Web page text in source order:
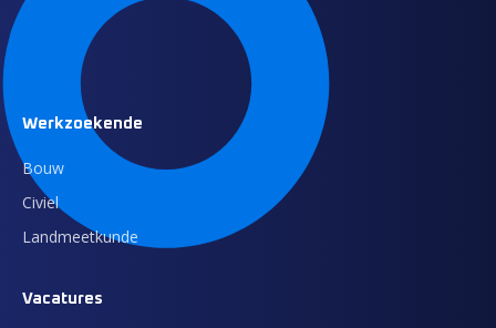
Werkzoekende
Bouw
Civiel
Landmeetkunde
Vacatures